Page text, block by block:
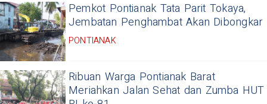
Pemkot Pontianak Tata Parit Tokaya,
Jembatan Penghambat Akan Dibongkar
PONTIANAK
Ribuan Warga Pontianak Barat
Meriahkan Jalan Sehat dan Zumba HUT